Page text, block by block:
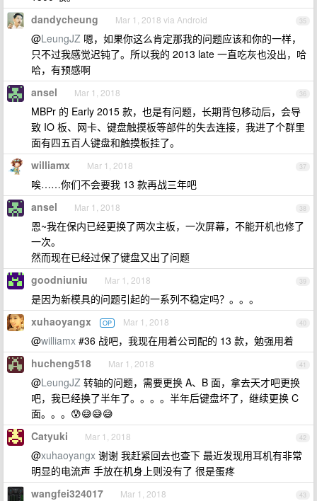
35
dandycheung Mar 1, 2018 via Android
@LeungJZ 嗯，如果你这么肯定那我的问题应该和你的一样，
只不过我感觉迟钝了。所以我的 2013 late 一直吃灰也没出，哈
哈，有预感啊
36
ansel Mar 1, 2018
MBPr 的 Early 2015 款，也是有问题，长期背包移动后，会导
致 IO 板、网卡、键盘触摸板等部件的失去连接，我进了个群里
面有四五百人键盘和触摸板挂了。
37
williamx Mar 1, 2018
唉……你们不会要我 13 款再战三年吧
38
ansel Mar 1, 2018
恩~我在保内已经更换了两次主板，一次屏幕，不能开机也修了
一次。
然而现在已经过保了键盘又出了问题
39
goodniuniu Mar 1, 2018
是因为新模具的问题引起的一系列不稳定吗？。。。
40
xuhaoyangx OP Mar 1, 2018
@williamx #36 战吧，我现在用着公司配的 13 款，勉强用着
41
hucheng518 Mar 1, 2018
@LeungJZ 转轴的问题，需要更换 A、B 面，拿去天才吧更换
吧，我已经换了半年了。。。。半年后键盘坏了，继续更换 C
面。。。😰😅😅😅
42
Catyuki Mar 1, 2018
@xuhaoyangx 谢谢 我赶紧回去也查下 最近发现用耳机有非常
明显的电流声 手放在机身上则没有了 很是蛋疼
43
wangfei324017 Mar 1, 2018